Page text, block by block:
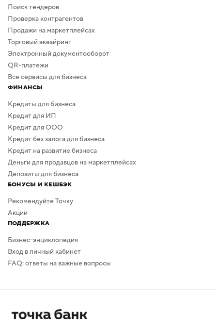
Поиск тендеров
Проверка контрагентов
Продажи на маркетплейсах
Торговый эквайринг
Электронный документооборот
QR-платежи
Все сервисы для бизнеса
ФИНАНСЫ
Кредиты для бизнеса
Кредит для ИП
Кредит для ООО
Кредит без залога для бизнеса
Кредит на развитие бизнеса
Деньги для продавцов на маркетплейсах
Депозиты для бизнеса
БОНУСЫ И КЕШБЭК
Рекомендуйте Точку
Акции
ПОДДЕРЖКА
Бизнес-энциклопедия
Вход в личный кабинет
FAQ: ответы на важные вопросы